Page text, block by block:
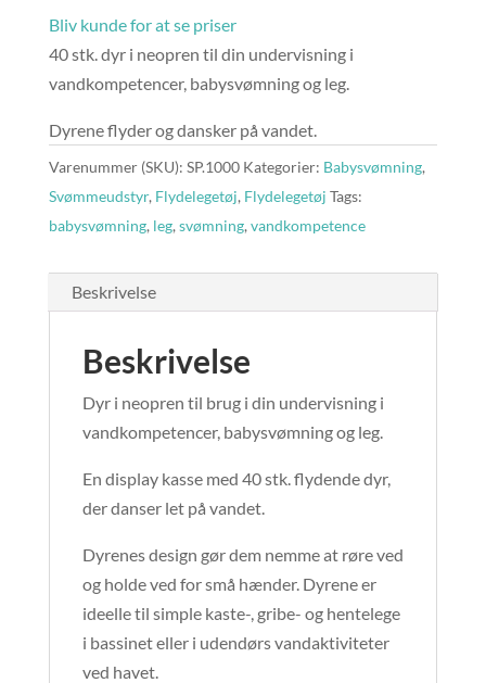
Bliv kunde for at se priser
40 stk. dyr i neopren til din undervisning i
vandkompetencer, babysvømning og leg.
Dyrene flyder og dansker på vandet.
Varenummer (SKU): SP.1000 Kategorier: Babysvømning,
Svømmeudstyr, Flydelegetøj, Flydelegetøj Tags:
babysvømning, leg, svømning, vandkompetence
Beskrivelse
Beskrivelse
Dyr i neopren til brug i din undervisning i
vandkompetencer, babysvømning og leg.
En display kasse med 40 stk. flydende dyr,
der danser let på vandet.
Dyrenes design gør dem nemme at røre ved
og holde ved for små hænder. Dyrene er
ideelle til simple kaste-, gribe- og hentelege
i bassinet eller i udendørs vandaktiviteter
ved havet.